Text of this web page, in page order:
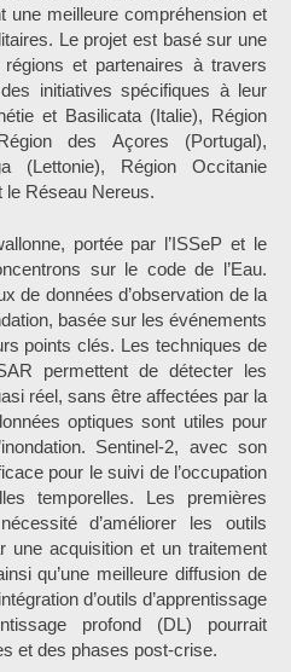
une meilleure compréhension et
Le projet est basé sur une
et partenaires à travers
initiatives spécifiques à leur
et Basilicata (Italie), Région
des Açores (Portugal),
(Lettonie), Région Occitanie
le Réseau Nereus.
portée par l’ISSeP et le
sur le code de l’Eau.
de données d’observation de la
basée sur les événements
points clés. Les techniques de
permettent de détecter les
réel, sans être affectées par la
optiques sont utiles pour
Sentinel-2, avec son
pour le suivi de l’occupation
temporelles. Les premières
d’améliorer les outils
une acquisition et un traitement
qu’une meilleure diffusion de
d’outils d’apprentissage
profond (DL) pourrait
et des phases post-crise.